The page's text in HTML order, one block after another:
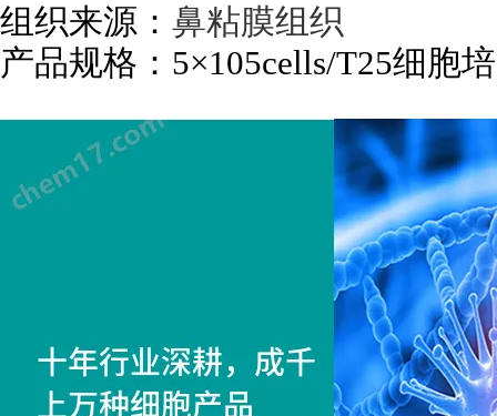
组织来源： 鼻粘膜组织
产品规格： 5×105cells/T25细胞